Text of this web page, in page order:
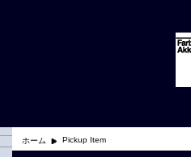
ホーム Pickup Item